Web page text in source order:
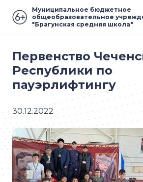
Муниципальное бюджетное
общеобразовательное
"Брагунская средняя школа"
Первенство
Республики по
пауэрлифтингу
30.12.2022